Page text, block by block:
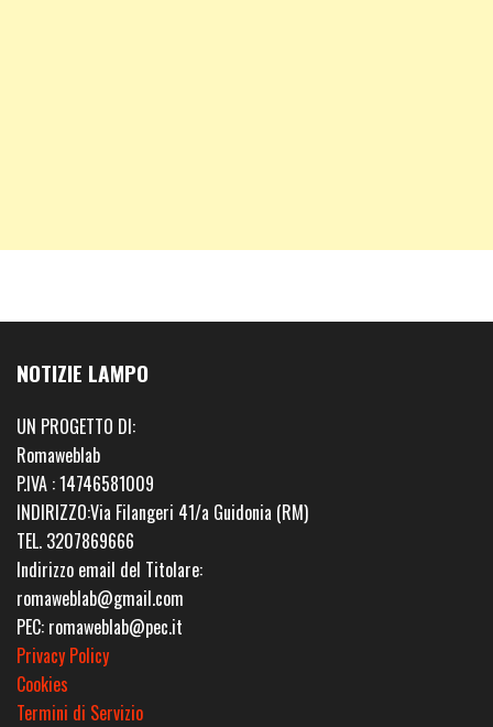
NOTIZIE LAMPO
UN PROGETTO DI:
Romaweblab
P.IVA : 14746581009
INDIRIZZO:Via Filangeri 41/a Guidonia (RM)
TEL. 3207869666
Indirizzo email del Titolare:
romaweblab@gmail.com
PEC: romaweblab@pec.it
Privacy Policy
Cookies
Termini di Servizio